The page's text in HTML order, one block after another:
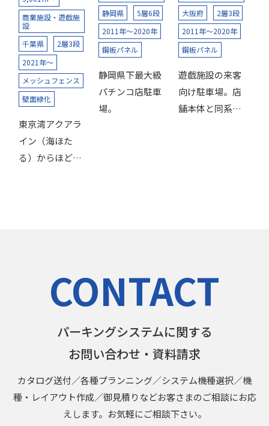
商業施設・遊戯施
設
千葉県
2層3段
2021年～
メッシュフェンス
壁面緑化
東京湾アクアラ
イン（海ほた
る）からほど近
静岡県
5層6段
2011年～2020年
鋼板パネル
静岡県下最大級
パチンコ店駐車
場。
大阪府
2層3段
2011年～2020年
鋼板パネル
遊戯施設の来客
向け駐車場。店
舗本体と同系色
CONTACT
パーキングシステムに関する
お問い合わせ・資料請求
カタログ送付／各種プランニング／システム機種選択／機
種・レイアウト作成／御見積りなどお客さまのご相談にお応
えします。お気軽にご相談下さい。